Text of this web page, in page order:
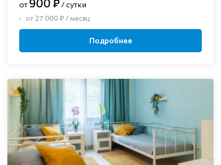
от 900 ₽ / сутки
от 27 000 ₽ / месяц
Подробнее